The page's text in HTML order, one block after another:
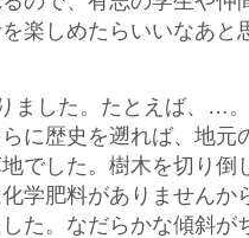
楽しめたらいいなあと
ました。たとえば、…
に歴史を遡れば、地元
でした。樹木を切り倒
学肥料がありませんか
た。なだらかな傾斜が